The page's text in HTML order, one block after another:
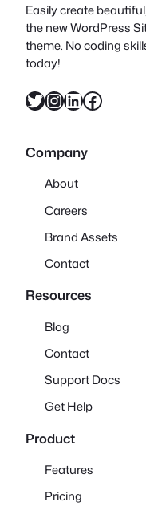
Easily create
the new WordPress
theme. No coding
today!
X InstagramLinkedIn Facebook
Company
About
Careers
Brand Assets
Contact
Resources
Blog
Contact
Support Docs
Get Help
Product
Features
Pricing